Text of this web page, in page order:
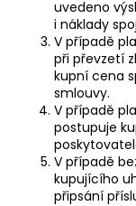
uvedeno
i náklady
V případě
při převzetí
kupní cena
smlouvy.
V případě
postupuje
V případě
kupujícího
připsání